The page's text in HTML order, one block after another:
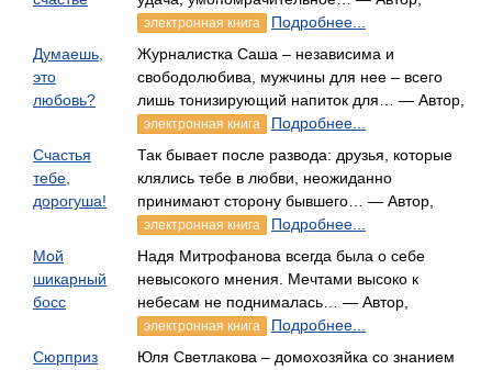
электронная книга
Подробнее...
Думаешь,
это
любовь?
Журналистка Саша – независима и
свободолюбива, мужчины для нее – всего
лишь тонизирующий напиток для… — Автор,
электронная книга
Подробнее...
Счастья
тебе,
дорогуша!
Так бывает после развода: друзья, которые
клялись тебе в любви, неожиданно
принимают сторону бывшего… — Автор,
электронная книга
Подробнее...
Мой
шикарный
босс
Надя Митрофанова всегда была о себе
невысокого мнения. Мечтами высоко к
небесам не поднималась… — Автор,
электронная книга
Подробнее...
Сюрприз
Юля Светлакова – домохозяйка со знанием